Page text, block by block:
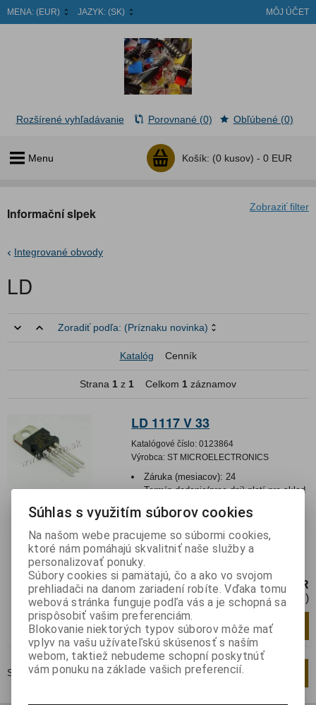
MENA: (EUR) JAZYK: (SK) MÔJ ÚČET
Menu Košík: (0 kusov) - 0 EUR
Rozšírené vyhľadávanie Porovnané (0) Obľúbené (0)
Zobraziť filter
Informační slpek
Integrované obvody
LD
Zoradiť podľa: (Príznaku novinka)
Katalóg Cenník
Strana 1 z 1 Celkom 1 záznamov
LD 1117 V 33
Katalógové číslo: 0123864
Výrobca: ST MICROELECTRONICS
Záruka (mesiacov): 24
Termín dodania(prac.dni)-platí pre sklad
Hmotnosť:0,0019 kg
Hmotnosť balenia:
0,0019 kg
Integrovaný obvod lineárny stabilizátor
napätia nenastaviteľný LDO 3,3V TO220
0,85 EUR
0,70 EUR (Cena bez DPH)
ks Pridať do košíka
Strana1z1Celkom1záznamov
Súhlas s využitím súborov cookies
Na našom webe pracujeme so súbormi cookies,
ktoré nám pomáhajú skvalitniť naše služby a
personalizovať ponuky.
Súbory cookies si pamätajú, čo a ako vo svojom
prehliadači na danom zariadení robíte. Vďaka tomu
webová stránka funguje podľa vás a je schopná sa
prispôsobiť vašim preferenciám.
Blokovanie niektorých typov súborov môže mať
vplyv na vašu užívateľskú skúsenosť s naším
webom, taktiež nebudeme schopní poskytnúť
vám ponuku na základe vašich preferencií.